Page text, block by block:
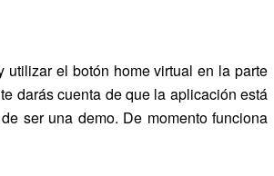
el botón home virtual en la parte
darás cuenta de que la aplicación está
ser una demo. De momento funciona